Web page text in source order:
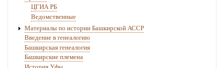
ЦГИА РБ
Ведомственные
Материалы по истории Башкирской АССР
Введение в генеалогию
Башкирская генеалогия
Башкирские племена